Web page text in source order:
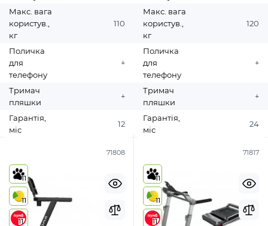
Макс. вага
користув.,
кг
110
Поличка
для
телефону
+
Тримач
пляшки
+
Гарантія,
міс
12
Макс. вага
користув.,
кг
120
Поличка
для
телефону
+
Тримач
пляшки
+
Гарантія,
міс
24
71808
11
11
11
71817
11
11
11